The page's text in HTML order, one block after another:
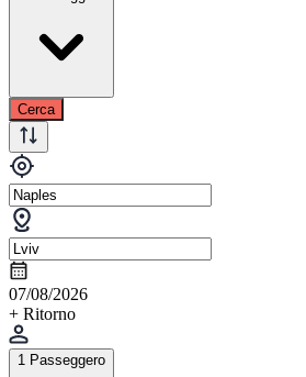
Cerca
07/08/2026
+ Ritorno
1 Passeggero